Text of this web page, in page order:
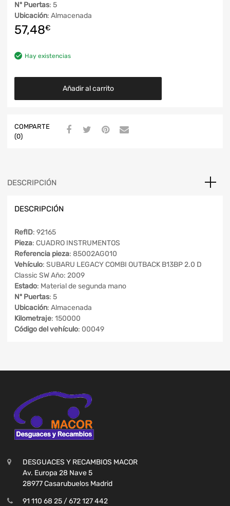
Nº Puertas: 5
Ubicación: Almacenada
57,48€
Hay existencias
Añadir al carrito
COMPARTE
(0)
DESCRIPCIÓN
DESCRIPCIÓN
RefID: 92165
Pieza: CUADRO INSTRUMENTOS
Referencia pieza: 85002AG010
Vehículo: SUBARU LEGACY COMBI OUTBACK B13BP 2.0 D
Classic SW Año: 2009
Estado: Material de segunda mano
Nº Puertas: 5
Ubicación: Almacenada
Kilometraje: 150000
Código del vehículo: 00049
DESGUACES Y RECAMBIOS MACOR
Av. Europa 28 Nave 5
28977 Casarubuelos Madrid
91 110 68 25 / 672 127 442